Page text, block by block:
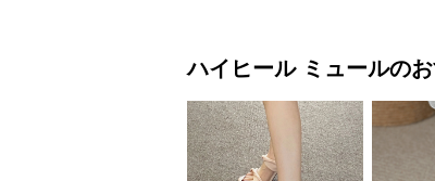
ハイヒール ミュールの